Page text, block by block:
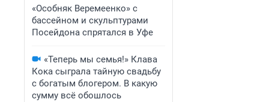
«Особняк Веремеенко» с
бассейном и скульптурами
Посейдона спрятался в Уфе
«Теперь мы семья!» Клава
Кока сыграла тайную свадьбу
с богатым блогером. В какую
сумму всё обошлось